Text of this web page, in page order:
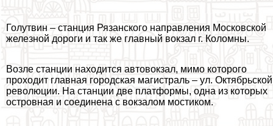
Голутвин – станция Рязанского направления Московской
железной дороги и так же главный вокзал г. Коломны.
Возле станции находится автовокзал, мимо которого
проходит главная городская магистраль – ул. Октябрьской
революции. На станции две платформы, одна из которых
островная и соединена с вокзалом мостиком.